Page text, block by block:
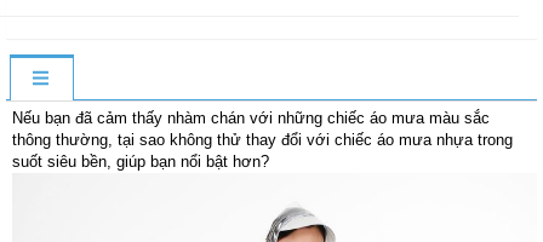
Nếu bạn đã cảm thấy nhàm chán với những chiếc áo mưa màu sắc
thông thường, tại sao không thử thay đổi với chiếc áo mưa nhựa trong
suốt siêu bền, giúp bạn nổi bật hơn?